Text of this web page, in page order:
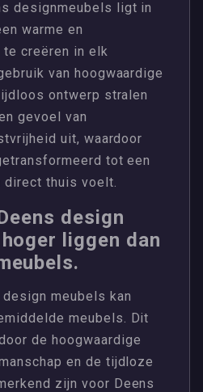
designmeubels ligt in
warme en
creëren in elk
van hoogwaardige
ontwerp stralen
gevoel van
uit, waardoor
tot een
direct thuis voelt.
design
liggen dan
meubels kan
meubels. Dit
de hoogwaardige
en de tijdloze
zijn voor Deens